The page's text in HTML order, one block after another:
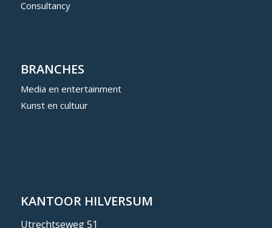
Consultancy
BRANCHES
Media en entertainment
Kunst en cultuur
KANTOOR HILVERSUM
Utrechtseweg 51